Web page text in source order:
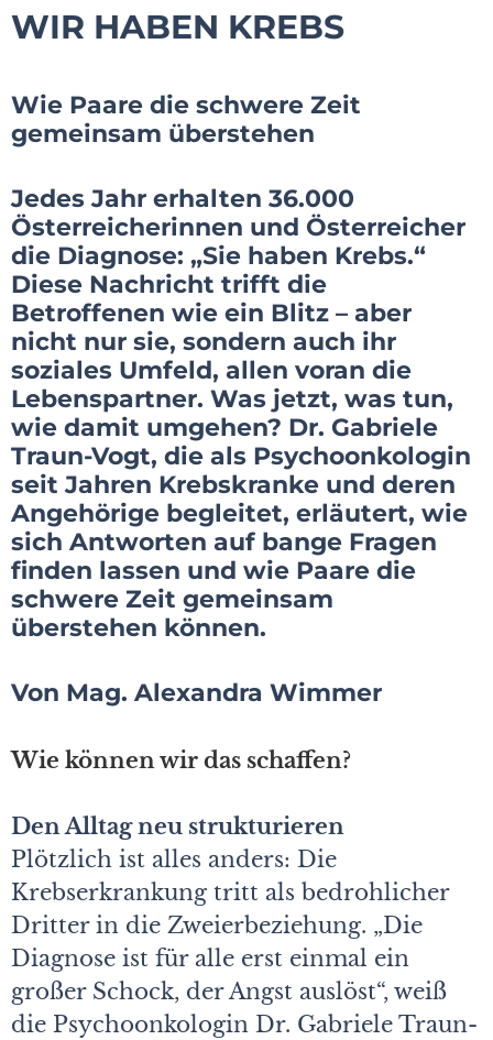
WIR HABEN KREBS
Wie Paare die schwere Zeit
gemeinsam überstehen
Jedes Jahr erhalten 36.000
Österreicherinnen und Österreicher
die Diagnose: „Sie haben Krebs.“
Diese Nachricht trifft die
Betroffenen wie ein Blitz – aber
nicht nur sie, sondern auch ihr
soziales Umfeld, allen voran die
Lebenspartner. Was jetzt, was tun,
wie damit umgehen? Dr. Gabriele
Traun-Vogt, die als Psychoonkologin
seit Jahren Krebskranke und deren
Angehörige begleitet, erläutert, wie
sich Antworten auf bange Fragen
finden lassen und wie Paare die
schwere Zeit gemeinsam
überstehen können.
Von Mag. Alexandra Wimmer
Wie können wir das schaffen?
Den Alltag neu strukturieren
Plötzlich ist alles anders: Die
Krebserkrankung tritt als bedrohlicher
Dritter in die Zweierbeziehung. „Die
Diagnose ist für alle erst einmal ein
großer Schock, der Angst auslöst“, weiß
die Psychoonkologin Dr. Gabriele Traun-